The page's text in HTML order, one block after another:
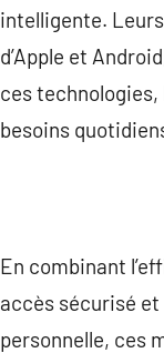
intelligente.
d’Apple et
ces
besoins
En combinant
accès sécurisé
personnelle, ces